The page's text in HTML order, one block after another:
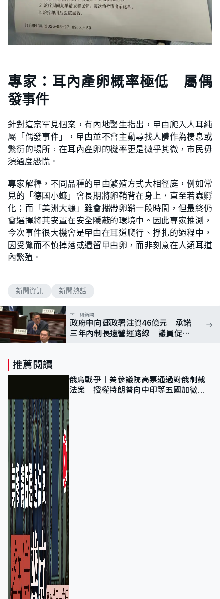
專家：耳內產卵概率極低 屬偶
發事件
針對這宗罕見個案，有內地醫生指出，曱甴爬入人耳純
屬「偶發事件」，曱甴並不會主動尋找人體作為棲息或
繁衍的場所，在耳內產卵的機率更是微乎其微，市民毋
須過度恐慌。
專家解釋，不同品種的曱甴繁殖方式大相徑庭，例如常
見的「德國小蠊」會長期將卵鞘背在身上，直至若蟲孵
化；而「美洲大蠊」雖會攜帶卵鞘一段時間，但最終仍
會選擇將其安置在安全隱蔽的環境中。因此專家推測，
今次事件很大機會是曱甴在耳道爬行、掙扎的過程中，
因受驚而不慎掉落或遺留曱甴卵，而非刻意在人類耳道
內繁殖。
新聞資訊 新聞熱話
下一則新聞
政府申向郵政署注資46億元 承諾
三年內制長遠營運路線 議員促及
推薦閱讀
俄烏戰爭｜美參議院高票通過對俄制裁
法案 授權特朗普向中印等五國加徵
100%關稅